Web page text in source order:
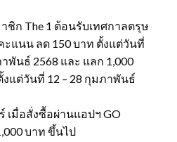
ชิก The 1 ต้อนรับเทศกาลตรุษ
ะแนน ลด 150 บาท ตั้งแต่วันที่
พันธ์ 2568 และ แลก 1,000
แต่วันที่ 12 – 28 กุมภาพันธ์
เมื่อสั่งซื้อผ่านแอปฯ GO
บาท ขึ้นไป